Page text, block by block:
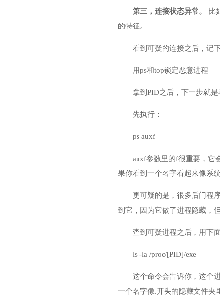
第三，连接状态异常。
比
的特征。
看到可疑的连接之后，记
用ps和top锁定恶意进程
拿到PID之后，下一步就
先执行：
ps auxf
auxf参数里的f很重要，它
果你看到一个名字看起来像系
更可疑的是，很多后门程
到它，因为它做了进程隐藏，
查到可疑进程之后，用下
ls -la /proc/[PID]/exe
这个命令会告诉你，这个
一个名字像.开头的隐藏文件夹